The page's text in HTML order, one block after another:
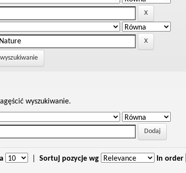
wyszukiwanie.
Sortuj pozycje wg In order